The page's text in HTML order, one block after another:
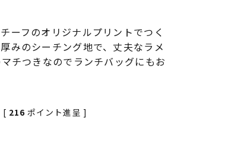
ーフのオリジナルプリントでつく
みのシーチング地で、丈夫なラメ
チつきなのでランチバッグにもお
[ 216 ポイント進呈 ]